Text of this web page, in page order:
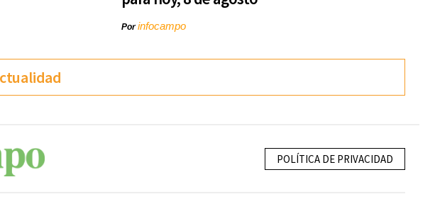
Porinfocampo
POLÍTICA DE PRIVACIDAD